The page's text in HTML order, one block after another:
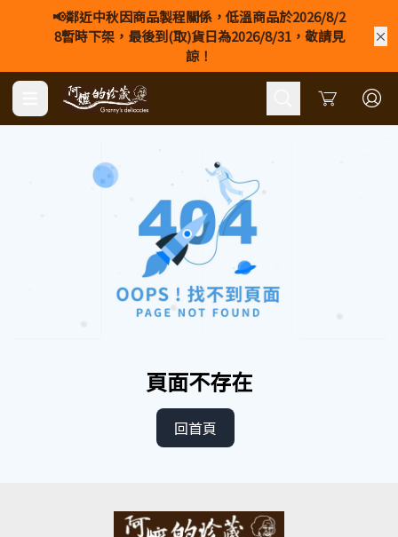
📢鄰近中秋因商品製程關係，低溫商品於2026/8/2
8暫時下架，最後到(取)貨日為2026/8/31，敬請見
諒！
Cart
頁面不存在
回首頁